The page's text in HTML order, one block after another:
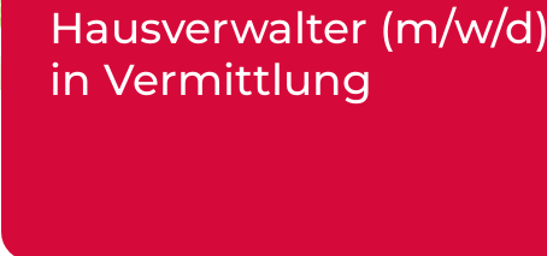
Hausverwalter (m/w/d)
in Vermittlung